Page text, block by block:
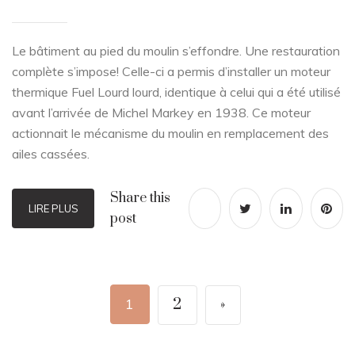
Le bâtiment au pied du moulin s’effondre. Une restauration
complète s’impose! Celle-ci a permis d’installer un moteur
thermique Fuel Lourd lourd, identique à celui qui a été utilisé
avant l’arrivée de Michel Markey en 1938. Ce moteur
actionnait le mécanisme du moulin en remplacement des
ailes cassées.
LIRE PLUS
Share this
post
1 2 »